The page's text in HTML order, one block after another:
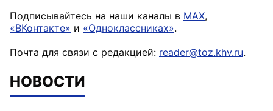
Подписывайтесь на наши каналы в MAX,
«ВКонтакте» и «Одноклассниках».
Почта для связи с редакцией: reader@toz.khv.ru.
НОВОСТИ